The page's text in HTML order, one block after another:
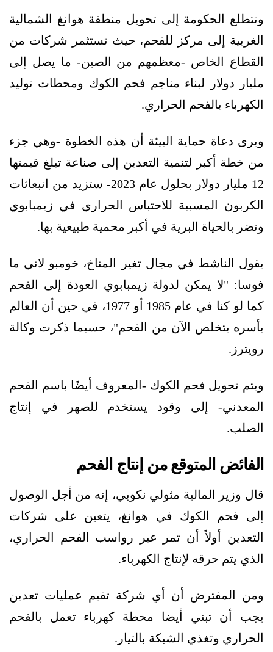
وتتطلع الحكومة إلى تحويل منطقة هوانغ الشمالية
الغربية إلى مركز للفحم، حيث تستثمر شركات من
القطاع الخاص -معظمهم من الصين- ما يصل إلى
مليار دولار لبناء مناجم فحم الكوك ومحطات توليد
الكهرباء بالفحم الحراري.
ويرى دعاة حماية البيئة أن هذه الخطوة -وهي جزء
من خطة أكبر لتنمية التعدين إلى صناعة تبلغ قيمتها
12 مليار دولار بحلول عام 2023- ستزيد من انبعاثات
الكربون المسببة للاحتباس الحراري في زيمبابوي
وتضر بالحياة البرية في أكبر محمية طبيعية بها.
يقول الناشط في مجال تغير المناخ، خومبو لاني ما
فوسا: "لا يمكن لدولة زيمبابوي العودة إلى الفحم
كما لو كنا في عام 1985 أو 1977، في حين أن العالم
بأسره يتخلص الآن من الفحم"، حسبما ذكرت وكالة
رويترز.
ويتم تحويل فحم الكوك -المعروف أيضًا باسم الفحم
المعدني- إلى وقود يستخدم للصهر في إنتاج
الصلب.
الفائض المتوقع من إنتاج الفحم
قال وزير المالية مثولي نكوبي، إنه من أجل الوصول
إلى فحم الكوك في هوانغ، يتعين على شركات
التعدين أولاً أن تمر عبر رواسب الفحم الحراري،
الذي يتم حرقه لإنتاج الكهرباء.
ومن المفترض أن أي شركة تقيم عمليات تعدين
يجب أن تبني أيضا محطة كهرباء تعمل بالفحم
الحراري وتغذي الشبكة بالتيار.